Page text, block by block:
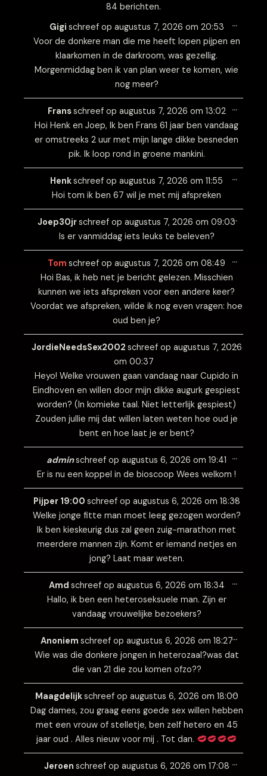
84 berichten.
Gigi schreef op augustus 7, 2026 om 20:53
Voor de donkere man die me heeft lopen pijpen en
klaarkomen in de darkroom, was gezellig.
Morgenmiddag ben ik van plan weer te komen, wie
nog meer?
…deze
Fransschreef op augustus 7, 2026 om 13:02
Hoi Henk en Joep, Ik ben Frans 61 jaar ben vandaag
er omstreeks 2 uur met mijn lange dikke besneden
pik. Ik loop rond in groene mankini.
…
Wissel
deze
Henkschreef op augustus 7, 2026 om 11:55
Hoi tom ik ben 67 wil je met mij afspreken
…
Wissel
deze
Joep30jrschreef op augustus 7, 2026 om 09:03
Is er vanmiddag iets leuks te beleven?
…
Wissel
deze
Tom schreef op augustus 7, 2026 om 08:49
Hoi Bas, ik heb net je bericht gelezen. Misschien
kunnen we iets afspreken voor een andere keer?
Voordat we afspreken, wilde ik nog even vragen: hoe
oud ben je?
…
Wissel
deze
JordieNeedsSex2002 schreef op augustus 7, 2026
om 00:37
Heyo! Welke vrouwen gaan vandaag naar Cupido in
Eindhoven en willen door mijn dikke augurk gespiest
worden? (In komieke taal. Niet letterlijk gespiest)
Zouden jullie mij dat willen laten weten hoe oud je
bent en hoe laat je er bent?
…
Wissel
deze
adminschreef op augustus 6, 2026 om 19:41
Er is nu een koppel in de bioscoop Wees welkom !
…
Wissel
deze
Pijper 19:00 schreef op augustus 6, 2026 om 18:38
Welke jonge fitte man moet leeg gezogen worden?
Ik ben kieskeurig dus zal geen zuig-marathon met
meerdere mannen zijn. Komt er iemand netjes en
jong? Laat maar weten.
…
Wissel
deze
Amd schreef op augustus 6, 2026 om 18:34
Hallo, ik ben een heteroseksuele man. Zijn er
vandaag vrouwelijke bezoekers?
…
Wissel
deze
Anoniem schreef op augustus 6, 2026 om 18:27
Wie was die donkere jongen in heterozaal?was dat
die van 21 die zou komen ofzo??
…
Wissel
deze
Maagdelijkschreef op augustus 6, 2026 om 18:00
Dag dames, zou graag eens goede sex willen hebben
met een vrouw of stelletje, ben zelf hetero en 45
jaar oud . Alles nieuw voor mij . Tot dan.
…
Wissel
deze
Jeroen schreef op augustus 6, 2026 om 17:08 …
Wissel
deze